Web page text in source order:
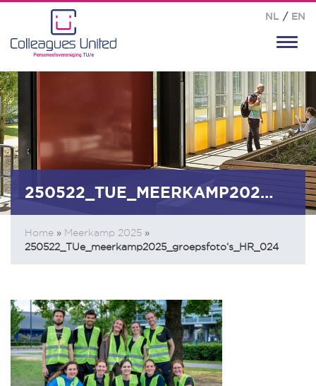
NL / EN
250522_TUE_MEERKAMP2025_GROEPSFOTO’S_HR_024
Home » Meerkamp 2025 »
250522_TUe_meerkamp2025_groepsfoto’s_HR_024